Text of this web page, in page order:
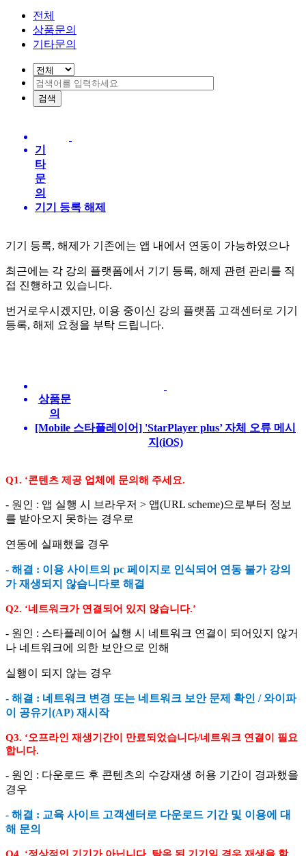
전체
상품문의
기타문의
기
타
문
의
기기 등록 해제
기기 등록, 해제가 기존에는 앱 내에서 연동이 가능하였으나
최근에는 각 강의 플랫폼에서 기기 등록, 해제 관련 관리를 직
접 진행하고 있습니다.
번거로우시겠지만, 이용 중이신 강의 플랫폼 고객센터로 기기
등록, 해제 요청을 부탁 드립니다.
상품문
의
[Mobile 스타플레이어] 'StarPlayer plus’ 자체 오류 메시
지(iOS)
Q1. ‘콘텐츠 제공 업체에 문의해 주세요.
- 원인 : 앱 실행 시 브라우저 > 앱(URL scheme)으로부터 정보
를 받아오지 못하는 경우로
연동에 실패했을 경우
- 해결 : 이용 사이트의 pc 페이지로 인식되어 연동 불가 강의
가 재생되지 않습니다로 해결
Q2. ‘네트워크가 연결되어 있지 않습니다.’
- 원인 : 스타플레이어 실행 시 네트워크 연결이 되어있지 않거
나 네트워크에 의한 보안으로 인해
실행이 되지 않는 경우
- 해결 : 네트워크 변경 또는 네트워크 보안 문제 확인 / 와이파
이 공유기(AP) 재시작
Q3. ‘오프라인 재생기간이 만료되었습니다/네트워크 연결이 필요
합니다.
- 원인 : 다운로드 후 콘텐츠의 수강재생 허용 기간이 경과했을
경우
- 해결 : 교육 사이트 고객센터로 다운로드 기간 및 이용에 대
해 문의